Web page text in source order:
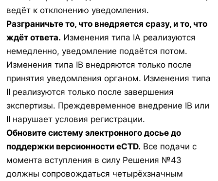
ведёт к отклонению уведомления.
Разграничьте то, что внедряется сразу, и то, что
ждёт ответа. Изменения типа IA реализуются
немедленно, уведомление подаётся потом.
Изменения типа IB внедряются только после
принятия уведомления органом. Изменения типа
II реализуются только после завершения
экспертизы. Преждевременное внедрение IB или
II нарушает условия регистрации.
Обновите систему электронного досье до
поддержки версионности eCTD. Все подачи с
момента вступления в силу Решения №43
должны сопровождаться четырёхзначным